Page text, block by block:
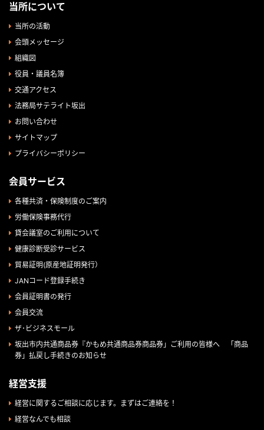
当所について
当所の活動
会頭メッセージ
組織図
役員・議員名簿
交通アクセス
法務局サテライト坂出
お問い合わせ
サイトマップ
プライバシーポリシー
会員サービス
各種共済・保険制度のご案内
労働保険事務代行
貸会議室のご利用について
健康診断受診サービス
貿易証明(原産地証明発行）
JANコード登録手続き
会員証明書の発行
会員交流
ザ･ビジネスモール
坂出市内共通商品券『かもめ共通商品券商品券」ご利用の皆様へ 「商品
券」払戻し手続きのお知らせ
経営支援
経営に関するご相談に応じます。まずはご連絡を！
経営なんでも相談